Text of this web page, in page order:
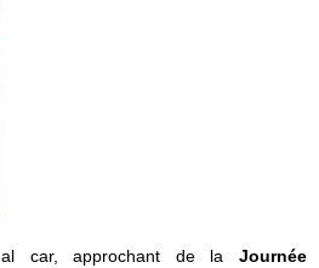
car, approchant de la Journée